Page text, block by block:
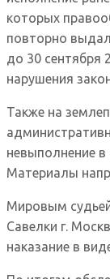
которых
повторно
до 30 сентября
нарушения
Также на
невыполнение в
Материалы
Мировым
Савелки г.
наказание в